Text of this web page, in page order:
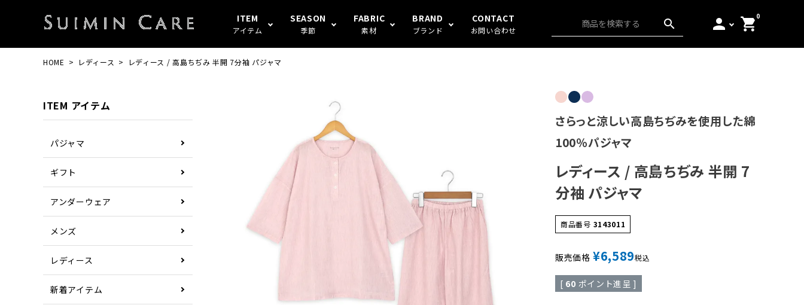
ITEM
アイテム
SEASON
季節
FABRIC
素材
BRAND
ブランド
CONTACT
お問い合わせ search person 0
shopping_cart
HOME レディース レディース / 高島ちぢみ 半開 7分袖 パジャマ
ITEM アイテム
パジャマ
ギフト
アンダーウェア
メンズ
レディース
新着アイテム
さらっと涼しい高島ちぢみを使用した綿
100％パジャマ
レディース / 高島ちぢみ 半開 7
分袖 パジャマ
商品番号 3143011
販売価格 ¥6,589税込
[ 60 ポイント進呈 ]